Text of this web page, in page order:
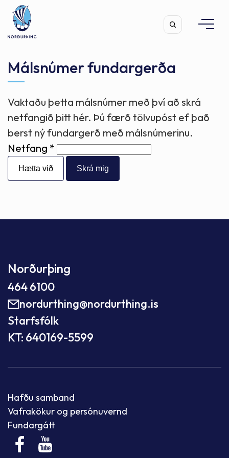
Leita
Málsnúmer fundargerða
Vaktaðu þetta málsnúmer með því að skrá
netfangið þitt hér. Þú færð tölvupóst ef það
berst ný fundargerð með málsnúmerinu.
Netfang
Hætta við
Norðurþing
464 6100
nordurthing@nordurthing.is
Starfsfólk
KT: 640169-5599
Hafðu samband
Vafrakökur og persónuvernd
Fundargátt